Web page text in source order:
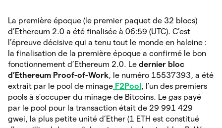
La première époque (le premier paquet de 32 blocs)
d’Ethereum 2.0 a été finalisée à 06:59 (UTC). C’est
l’épreuve décisive qui a tenu tout le monde en haleine :
la finalisation de la première époque a confirmé le bon
fonctionnement d’Ethereum 2.0. Le dernier bloc
d’Ethereum Proof-of-Work, le numéro 15537393, a été
extrait par le pool de minage F2Pool , l’un des premiers
pools à s’occuper du minage de Bitcoins. Le gas payé
par le pool pour la transaction était de 29 991 429
gwei, la plus petite unité d’Ether (1 ETH est constitué